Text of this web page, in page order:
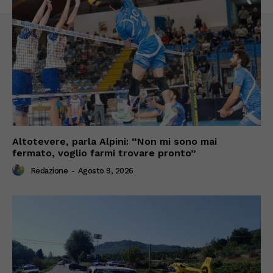
Altotevere, parla Alpini: “Non mi sono mai
fermato, voglio farmi trovare pronto”
Redazione - Agosto 9, 2026